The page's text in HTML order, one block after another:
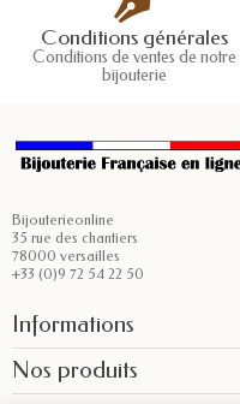
Conditions générales
Conditions de ventes de notre
bijouterie
Bijouterieonline
35 rue des chantiers
78000 versailles
+33 (0)9 72 54 22 50
Informations
Nos produits